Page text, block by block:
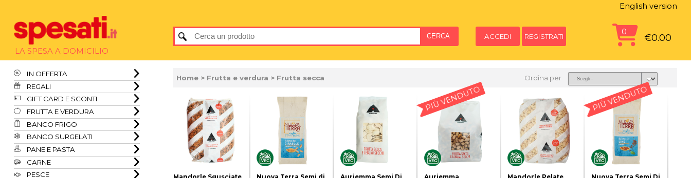
LA SPESA A DOMICILIO
English version
ACCEDI REGISTRATI
0
€0.00
IN OFFERTA
REGALI
GIFT CARD E SCONTI
FRUTTA E VERDURA
BANCO FRIGO
BANCO SURGELATI
PANE E PASTA
CARNE
PESCE
Home > Frutta e verdura > Frutta secca Ordina per
PIÙ VENDUTO PIÙ VENDUTO